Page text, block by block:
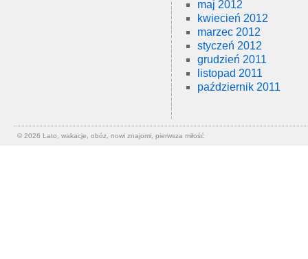
maj 2012
kwiecień 2012
marzec 2012
styczeń 2012
grudzień 2011
listopad 2011
październik 2011
© 2026 Lato, wakacje, obóz, nowi znajomi, pierwsza miłość